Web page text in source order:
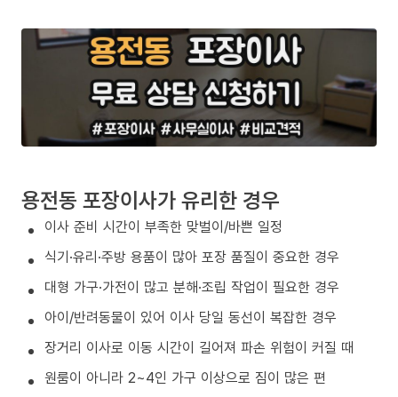
용전동 포장이사가 유리한 경우
이사 준비 시간이 부족한 맞벌이/바쁜 일정
식기·유리·주방 용품이 많아 포장 품질이 중요한 경우
대형 가구·가전이 많고 분해·조립 작업이 필요한 경우
아이/반려동물이 있어 이사 당일 동선이 복잡한 경우
장거리 이사로 이동 시간이 길어져 파손 위험이 커질 때
원룸이 아니라 2~4인 가구 이상으로 짐이 많은 편